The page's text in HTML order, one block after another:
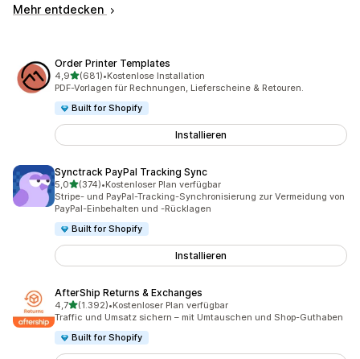
Mehr entdecken
Order Printer Templates
4,9von 5 Sternen
(681)
681 Rezensionen insgesamt
•Kostenlose Installation
PDF-Vorlagen für Rechnungen, Lieferscheine & Retouren.
Built for Shopify
Installieren
Synctrack PayPal Tracking Sync
5,0von 5 Sternen
(374)
374 Rezensionen insgesamt
•Kostenloser Plan verfügbar
Stripe- und PayPal-Tracking-Synchronisierung zur Vermeidung von
PayPal-Einbehalten und -Rücklagen
Built for Shopify
Installieren
AfterShip Returns & Exchanges
4,7von 5 Sternen
(1.392)
1392 Rezensionen insgesamt
•Kostenloser Plan verfügbar
Traffic und Umsatz sichern – mit Umtauschen und Shop-Guthaben
Built for Shopify